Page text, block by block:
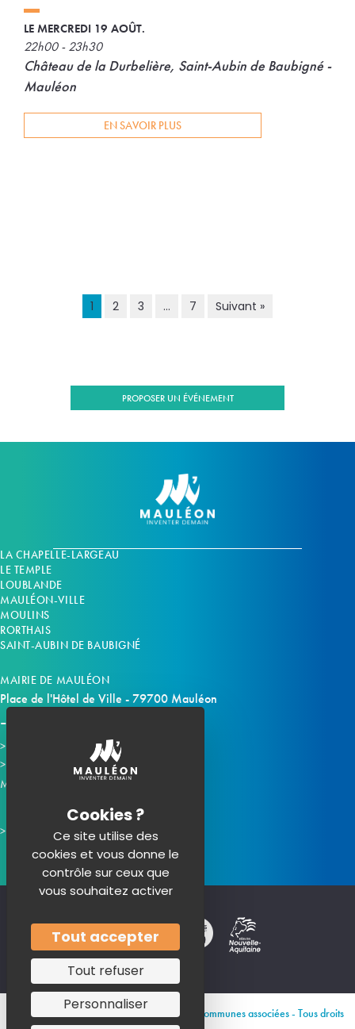
LE MERCREDI 19 AOÛT.
22h00 - 23h30
Château de la Durbelière, Saint-Aubin de Baubigné -
Mauléon
EN SAVOIR PLUS
1 2 3 … 7 Suivant »
PROPOSER UN ÉVÉNEMENT
LA CHAPELLE-LARGEAU
LE TEMPLE
LOUBLANDE
MAULÉON-VILLE
MOULINS
RORTHAIS
SAINT-AUBIN DE BAUBIGNÉ
MAIRIE DE MAULÉON
Place de l'Hôtel de Ville - 79700 Mauléon
Horaires d'ouverture
Contacter la mairie
Mauléon sur les réseaux :
© 2026 Site officiel de Mauléon et de ses communes associées - Tous droits
Ce site utilise des
cookies et vous donne le
contrôle sur ceux que
vous souhaitez activer
Tout accepter
Tout refuser
Personnaliser